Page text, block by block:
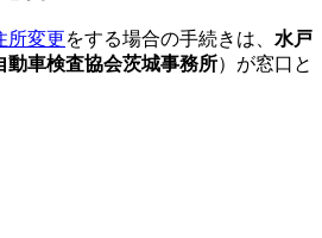
所変更をする場合の手続きは、 水戸
動車検査協会茨城事務所）が窓口と